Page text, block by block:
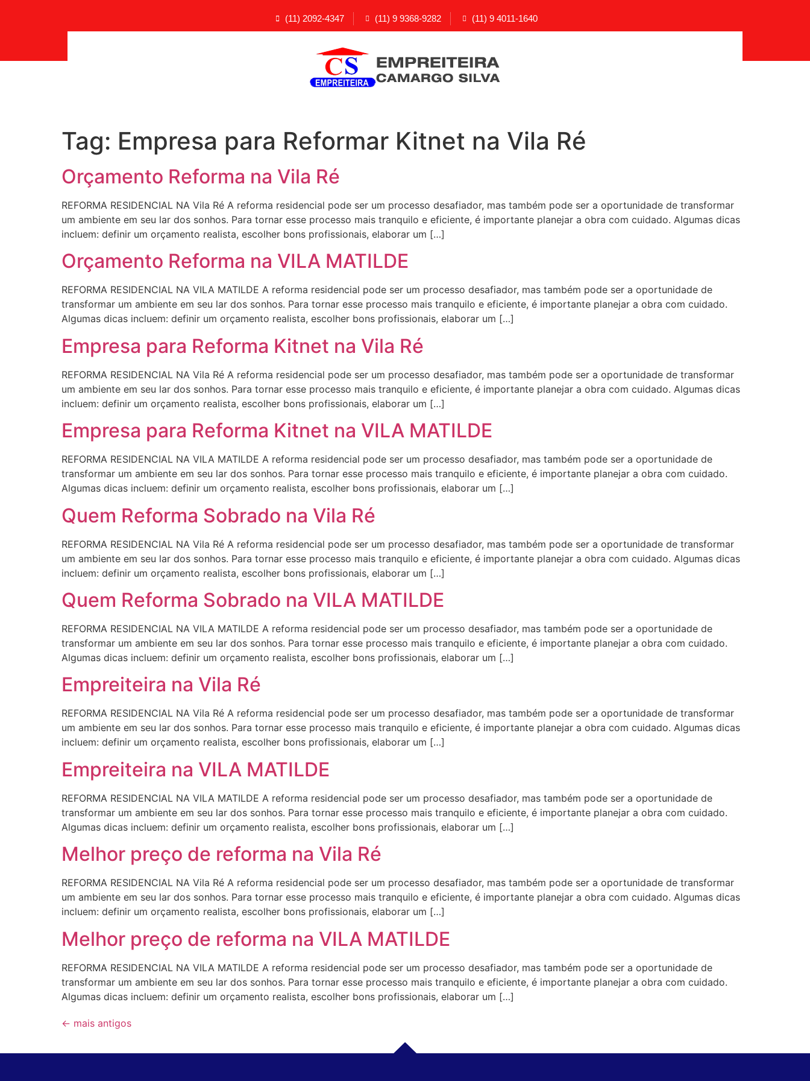
(11) 2092-4347 (11) 9 9368-9282 (11) 9 4011-1640
Tag: Empresa para Reformar Kitnet na Vila Ré
Orçamento Reforma na Vila Ré
REFORMA RESIDENCIAL NA Vila Ré A reforma residencial pode ser um processo desafiador, mas também pode ser a oportunidade de transformar
um ambiente em seu lar dos sonhos. Para tornar esse processo mais tranquilo e eficiente, é importante planejar a obra com cuidado. Algumas dicas
incluem: definir um orçamento realista, escolher bons profissionais, elaborar um […]
Orçamento Reforma na VILA MATILDE
REFORMA RESIDENCIAL NA VILA MATILDE A reforma residencial pode ser um processo desafiador, mas também pode ser a oportunidade de
transformar um ambiente em seu lar dos sonhos. Para tornar esse processo mais tranquilo e eficiente, é importante planejar a obra com cuidado.
Algumas dicas incluem: definir um orçamento realista, escolher bons profissionais, elaborar um […]
Empresa para Reforma Kitnet na Vila Ré
REFORMA RESIDENCIAL NA Vila Ré A reforma residencial pode ser um processo desafiador, mas também pode ser a oportunidade de transformar
um ambiente em seu lar dos sonhos. Para tornar esse processo mais tranquilo e eficiente, é importante planejar a obra com cuidado. Algumas dicas
incluem: definir um orçamento realista, escolher bons profissionais, elaborar um […]
Empresa para Reforma Kitnet na VILA MATILDE
REFORMA RESIDENCIAL NA VILA MATILDE A reforma residencial pode ser um processo desafiador, mas também pode ser a oportunidade de
transformar um ambiente em seu lar dos sonhos. Para tornar esse processo mais tranquilo e eficiente, é importante planejar a obra com cuidado.
Algumas dicas incluem: definir um orçamento realista, escolher bons profissionais, elaborar um […]
Quem Reforma Sobrado na Vila Ré
REFORMA RESIDENCIAL NA Vila Ré A reforma residencial pode ser um processo desafiador, mas também pode ser a oportunidade de transformar
um ambiente em seu lar dos sonhos. Para tornar esse processo mais tranquilo e eficiente, é importante planejar a obra com cuidado. Algumas dicas
incluem: definir um orçamento realista, escolher bons profissionais, elaborar um […]
Quem Reforma Sobrado na VILA MATILDE
REFORMA RESIDENCIAL NA VILA MATILDE A reforma residencial pode ser um processo desafiador, mas também pode ser a oportunidade de
transformar um ambiente em seu lar dos sonhos. Para tornar esse processo mais tranquilo e eficiente, é importante planejar a obra com cuidado.
Algumas dicas incluem: definir um orçamento realista, escolher bons profissionais, elaborar um […]
Empreiteira na Vila Ré
REFORMA RESIDENCIAL NA Vila Ré A reforma residencial pode ser um processo desafiador, mas também pode ser a oportunidade de transformar
um ambiente em seu lar dos sonhos. Para tornar esse processo mais tranquilo e eficiente, é importante planejar a obra com cuidado. Algumas dicas
incluem: definir um orçamento realista, escolher bons profissionais, elaborar um […]
Empreiteira na VILA MATILDE
REFORMA RESIDENCIAL NA VILA MATILDE A reforma residencial pode ser um processo desafiador, mas também pode ser a oportunidade de
transformar um ambiente em seu lar dos sonhos. Para tornar esse processo mais tranquilo e eficiente, é importante planejar a obra com cuidado.
Algumas dicas incluem: definir um orçamento realista, escolher bons profissionais, elaborar um […]
Melhor preço de reforma na Vila Ré
REFORMA RESIDENCIAL NA Vila Ré A reforma residencial pode ser um processo desafiador, mas também pode ser a oportunidade de transformar
um ambiente em seu lar dos sonhos. Para tornar esse processo mais tranquilo e eficiente, é importante planejar a obra com cuidado. Algumas dicas
incluem: definir um orçamento realista, escolher bons profissionais, elaborar um […]
Melhor preço de reforma na VILA MATILDE
REFORMA RESIDENCIAL NA VILA MATILDE A reforma residencial pode ser um processo desafiador, mas também pode ser a oportunidade de
transformar um ambiente em seu lar dos sonhos. Para tornar esse processo mais tranquilo e eficiente, é importante planejar a obra com cuidado.
Algumas dicas incluem: definir um orçamento realista, escolher bons profissionais, elaborar um […]
← mais antigos